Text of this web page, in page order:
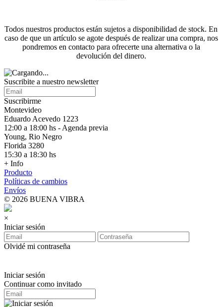
Todos nuestros productos están sujetos a disponibilidad de stock. En
caso de que un artículo se agote después de realizar una compra, nos
pondremos en contacto para ofrecerte una alternativa o la
devolución del dinero.
Suscribite a nuestro newsletter
Suscribirme
Montevideo
Eduardo Acevedo 1223
12:00 a 18:00 hs - Agenda previa
Young, Rio Negro
Florida 3280
15:30 a 18:30 hs
+ Info
Producto
Políticas de cambios
Envíos
© 2026 BUENA VIBRA
×
Iniciar sesión
Olvidé mi contraseña
Iniciar sesión
Continuar como invitado